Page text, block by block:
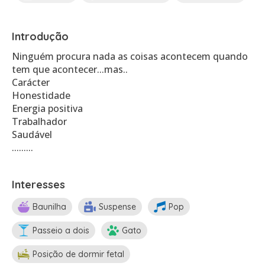
Introdução
Ninguém procura nada as coisas acontecem quando
tem que acontecer...mas..
Carácter
Honestidade
Energia positiva
Trabalhador
Saudável
.........
Interesses
Baunilha Suspense Pop
Passeio a dois Gato
Posição de dormir fetal